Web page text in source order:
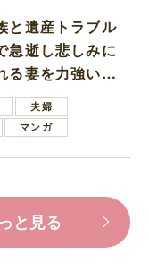
と遺産トラブル
急逝し悲しみに
る妻を力強い言
夫婦
マンガ
と見る